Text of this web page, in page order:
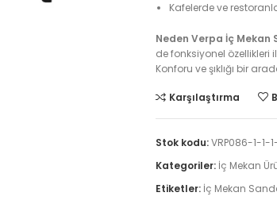
Kafelerde ve
Neden Verpa İç Mekan
de fonksiyonel özellikleri
Konforu ve şıklığı bir
Karşılaştırma
Stok kodu:VRP086-1-1-
Kategoriler: İç Mekan
Etiketler: İç Mekan